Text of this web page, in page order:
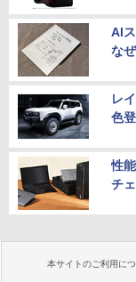
AI
な
レ
色
性
チ
本サイトのご利用に